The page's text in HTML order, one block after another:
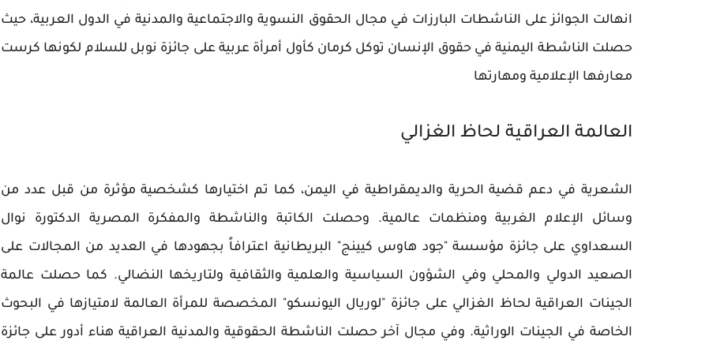
انهالت الجوائز على الناشطات البارزات في مجال الحقوق النسوية والاجتماعية والمدنية في الدول العربية، حيث
حصلت الناشطة اليمنية في حقوق الإنسان توكل كرمان كأول أمرأة عربية على جائزة نوبل للسلام لكونها كرست
معارفها الإعلامية ومهارتها
العالمة العراقية لحاظ الغزالي
الشعرية في دعم قضية الحرية والديمقراطية في اليمن، كما تم اختيارها كشخصية مؤثرة من قبل عدد من
وسائل الإعلام الغربية ومنظمات عالمية. وحصلت الكاتبة والناشطة والمفكرة المصرية الدكتورة نوال
السعداوي على جائزة مؤسسة "جود هاوس كيينج" البريطانية اعترافاً بجهودها في العديد من المجالات على
الصعيد الدولي والمحلي وفي الشؤون السياسية والعلمية والثقافية ولتاريخها النضالي. كما حصلت عالمة
الجينات العراقية لحاظ الغزالي على جائزة "لوريال اليونسكو" المخصصة للمرأة العالمة لامتيازها في البحوث
الخاصة في الجينات الوراثية. وفي مجال آخر حصلت الناشطة الحقوقية والمدنية العراقية هناء أدور على جائزة